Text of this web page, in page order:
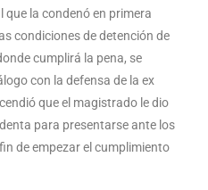
la condenó en primera
condiciones de detención de
cumplirá la pena, se
con la defensa de la ex
que el magistrado le dio
para presentarse ante los
de empezar el cumplimiento